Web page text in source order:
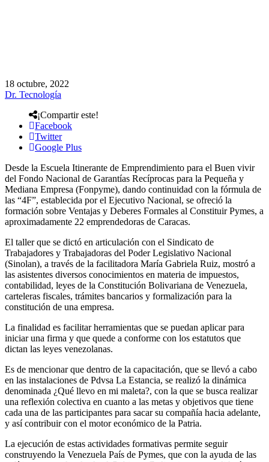
18 octubre, 2022
Dr. Tecnología
¡Compartir este!
Facebook
Twitter
Google Plus
Desde la Escuela Itinerante de Emprendimiento para el Buen vivir
del Fondo Nacional de Garantías Recíprocas para la Pequeña y
Mediana Empresa (Fonpyme), dando continuidad con la fórmula de
las “4F”, establecida por el Ejecutivo Nacional, se ofreció la
formación sobre Ventajas y Deberes Formales al Constituir Pymes, a
aproximadamente 22 emprendedoras de Caracas.
El taller que se dictó en articulación con el Sindicato de
Trabajadores y Trabajadoras del Poder Legislativo Nacional
(Sinolan), a través de la facilitadora María Gabriela Ruiz, mostró a
las asistentes diversos conocimientos en materia de impuestos,
contabilidad, leyes de la Constitución Bolivariana de Venezuela,
carteleras fiscales, trámites bancarios y formalización para la
constitución de una empresa.
La finalidad es facilitar herramientas que se puedan aplicar para
iniciar una firma y que quede a conforme con los estatutos que
dictan las leyes venezolanas.
Es de mencionar que dentro de la capacitación, que se llevó a cabo
en las instalaciones de Pdvsa La Estancia, se realizó la dinámica
denominada ¿Qué llevo en mi maleta?, con la que se busca realizar
una reflexión colectiva en cuanto a las metas y objetivos que tiene
cada una de las participantes para sacar su compañía hacia adelante,
y así contribuir con el motor económico de la Patria.
La ejecución de estas actividades formativas permite seguir
construyendo la Venezuela País de Pymes, que con la ayuda de las